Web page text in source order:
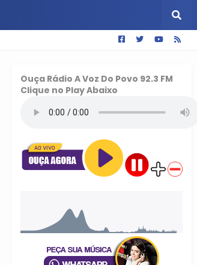
Ouça Rádio A Voz Do Povo 92.3 FM
Clique no Play Abaixo